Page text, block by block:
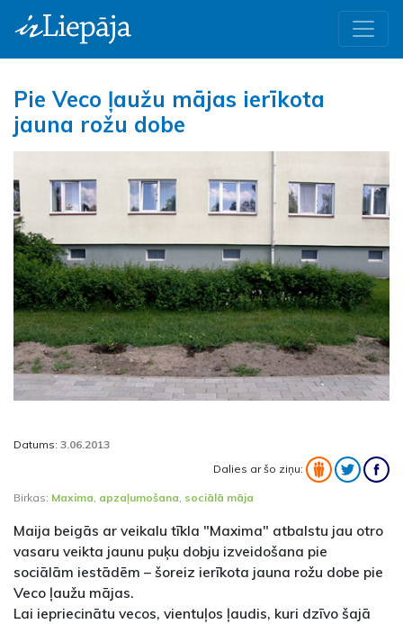
Pie Veco ļaužu mājas ierīkota
jauna rožu dobe
Datums: 3.06.2013
Dalies ar šo ziņu:
Birkas: Maxima, apzaļumošana, sociālā māja
Maija beigās ar veikalu tīkla "Maxima" atbalstu jau otro
vasaru veikta jaunu puķu dobju izveidošana pie
sociālām iestādēm – šoreiz ierīkota jauna rožu dobe pie
Veco ļaužu mājas.
Lai iepriecinātu vecos, vientuļos ļaudis, kuri dzīvo šajā